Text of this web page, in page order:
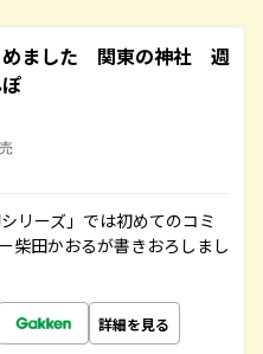
めました 関東の神社 週
リーズ」では初めてのコミ
柴田かおるが書きおろしまし
詳細を見る